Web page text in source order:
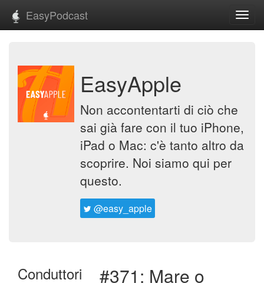
EasyPodcast
EasyApple
Non accontentarti di ciò che
sai già fare con il tuo iPhone,
iPad o Mac: c'è tanto altro da
scoprire. Noi siamo qui per
questo.
@easy_apple
Conduttori #371: Mare o